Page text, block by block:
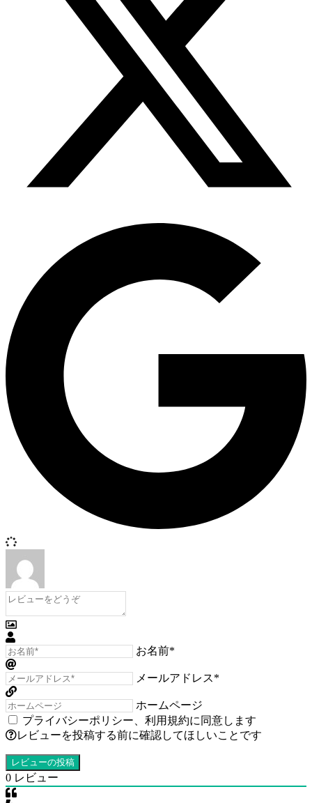
お名前*
メールアドレス*
ホームページ
プライバシーポリシー
利用規約に同意します
レビューを投稿する前に確認してほしいことです
0 レビュー